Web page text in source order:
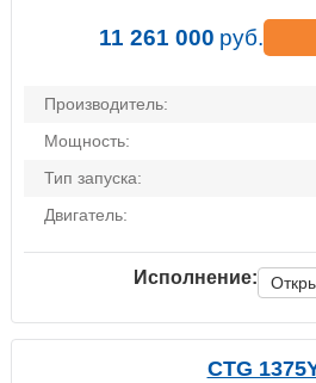
11 261 000 руб.
Производитель:
Мощность:
Тип запуска:
Двигатель:
Исполнение:
CTG